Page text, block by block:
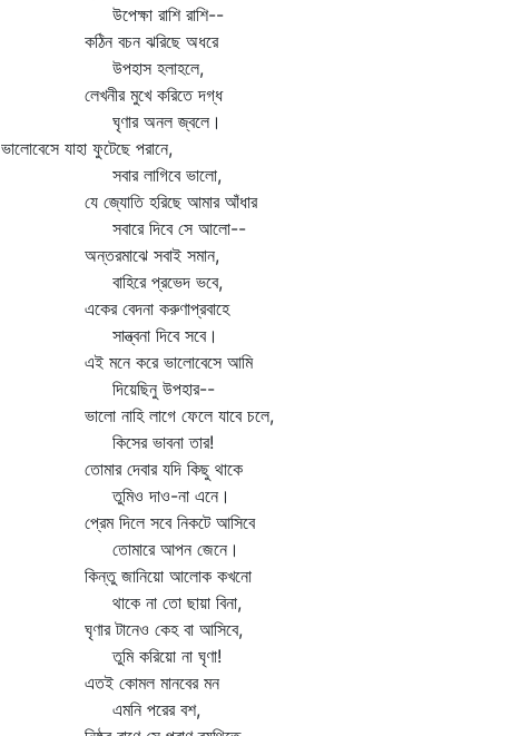
উপেক্ষা রাশি রাশি--
কঠিন বচন ঝরিছে অধরে
উপহাস হলাহলে,
লেখনীর মুখে করিতে দগ্ধ
ঘৃণার অনল জ্বলে।
ভালোবেসে যাহা ফুটেছে পরানে,
সবার লাগিবে ভালো,
যে জ্যোতি হরিছে আমার আঁধার
সবারে দিবে সে আলো--
অন্তরমাঝে সবাই সমান,
বাহিরে প্রভেদ ভবে,
একের বেদনা করুণাপ্রবাহে
সান্ত্বনা দিবে সবে।
এই মনে করে ভালোবেসে আমি
দিয়েছিনু উপহার--
ভালো নাহি লাগে ফেলে যাবে চলে,
কিসের ভাবনা তার!
তোমার দেবার যদি কিছু থাকে
তুমিও দাও-না এনে।
প্রেম দিলে সবে নিকটে আসিবে
তোমারে আপন জেনে।
কিন্তু জানিয়ো আলোক কখনো
থাকে না তো ছায়া বিনা,
ঘৃণার টানেও কেহ বা আসিবে,
তুমি করিয়ো না ঘৃণা!
এতই কোমল মানবের মন
এমনি পরের বশ,